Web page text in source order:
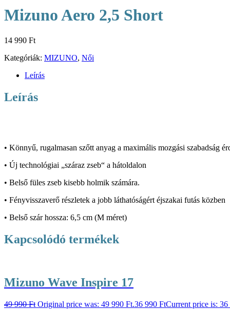
Mizuno Aero 2,5 Short
14 990 Ft
Kategóriák: MIZUNO, Női
Leírás
Leírás
• Könnyű, rugalmasan szőtt anyag a maximális mozgási szabadság
• Új technológiai „száraz zseb“ a hátoldalon
• Belső füles zseb kisebb holmik számára.
• Fényvisszaverő részletek a jobb láthatóságért éjszakai futás közben
• Belső szár hossza: 6,5 cm (M méret)
Kapcsolódó termékek
Mizuno Wave Inspire 17
49 990Ft Original price was: 49 990 Ft.36 990 FtCurrent price is: 36